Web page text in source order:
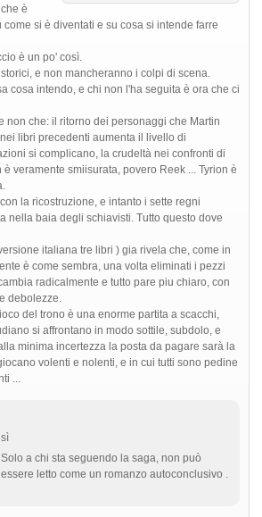
è
si è diventati e su cosa si intende farre
è un po' così.
e non mancheranno i colpi di scena.
cosa intendo, e chi non l'ha seguita è ora che ci
non che: il ritorno dei personaggi che Martin
libri precedenti aumenta il livello di
si complicano, la crudeltà nei confronti di
veramente smiisurata, povero Reek ... Tyrion è
la ricostruzione, e intanto i sette regni
nella baia degli schiavisti. Tutto questo dove
italiana tre libri ) gia rivela che, come in
è come sembra, una volta eliminati i pezzi
radicalmente e tutto pare piu chiaro, con
debolezze.
del trono è una enorme partita a scacchi,
si affrontano in modo sottile, subdolo, e
minima incertezza la posta da pagare sarà la
volenti e nolenti, e in cui tutti sono pedine
...
sì
Solo a chi sta seguendo la saga, non può
essere letto come un romanzo autoconclusivo .